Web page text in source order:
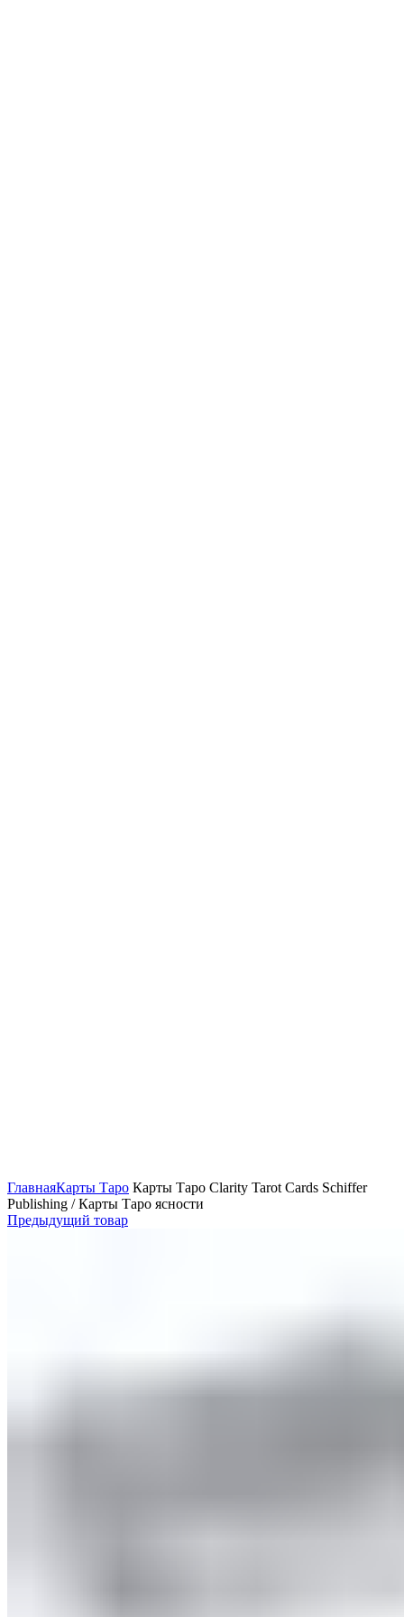
ГлавнаяКарты Таро Карты Таро Clarity Tarot Cards Schiffer
Publishing / Карты Таро ясности
Предыдущий товар